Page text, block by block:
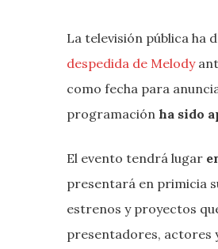
La televisión pública ha
despedida de Melody
como fecha para
programación ha sido
El evento tendrá lugar
presentará en primicia
estrenos y proyectos
presentadores, actores